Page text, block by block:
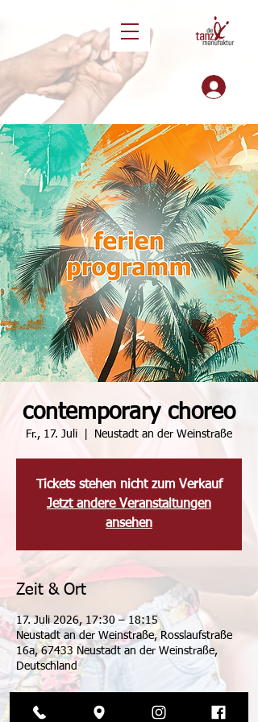
contemporary choreo
Fr., 17. Juli Neustadt an der Weinstraße
Tickets stehen nicht zum Verkauf
Jetzt andere Veranstaltungen
ansehen
Zeit & Ort
17. Juli 2026, 17:30 – 18:15
Neustadt an der Weinstraße, Rosslaufstraße
16a, 67433 Neustadt an der Weinstraße,
Deutschland